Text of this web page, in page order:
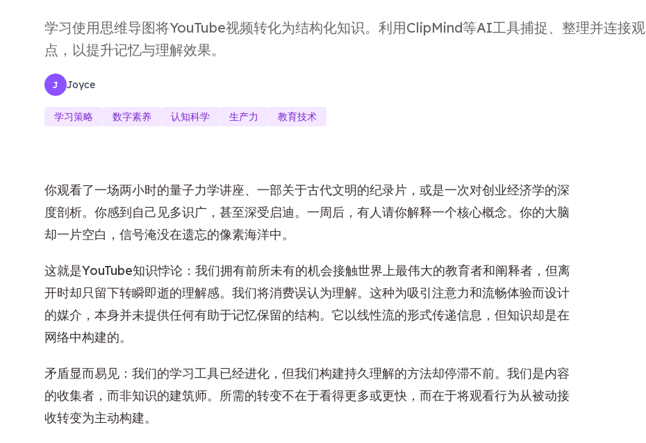
学习使用思维导图将YouTube视频转化为结构化知识。利用ClipMind等AI工具捕捉、整理并连接观
点，以提升记忆与理解效果。
J Joyce
学习策略 数字素养 认知科学 生产力 教育技术
你观看了一场两小时的量子力学讲座、一部关于古代文明的纪录片，或是一次对创业经济学的深
度剖析。你感到自己见多识广，甚至深受启迪。一周后，有人请你解释一个核心概念。你的大脑
却一片空白，信号淹没在遗忘的像素海洋中。
这就是YouTube知识悖论：我们拥有前所未有的机会接触世界上最伟大的教育者和阐释者，但离
开时却只留下转瞬即逝的理解感。我们将消费误认为理解。这种为吸引注意力和流畅体验而设计
的媒介，本身并未提供任何有助于记忆保留的结构。它以线性流的形式传递信息，但知识却是在
网络中构建的。
矛盾显而易见：我们的学习工具已经进化，但我们构建持久理解的方法却停滞不前。我们是内容
的收集者，而非知识的建筑师。所需的转变不在于看得更多或更快，而在于将观看行为从被动接
收转变为主动构建。